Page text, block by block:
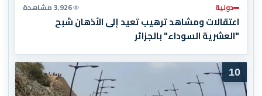
دولية 3,926 مشاهدة
اعتقالات ومشاهد ترهيب تعيد إلى الأذهان شبح
"العشرية السوداء" بالجزائر
10